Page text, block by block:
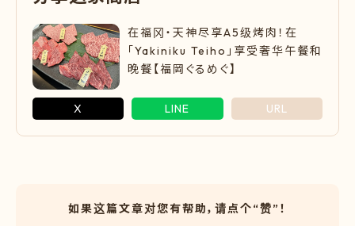
在福冈・天神尽享A5级烤肉！在
「Yakiniku Teiho」享受奢华午餐和
晚餐【福岡ぐるめぐ】
X LINE URL
如果这篇文章对您有帮助，请点个“赞”！